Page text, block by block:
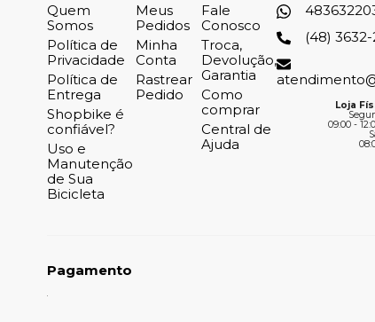
Quem
Somos
Política de
Privacidade
Política de
Entrega
Shopbike é
confiável?
Uso e
Manutenção
de Sua
Bicicleta
Meus
Pedidos
Minha
Conta
Rastrear
Pedido
Fale
Conosco
Troca,
Devolução,
Garantia
Como
comprar
Central de
Ajuda
(48)
Loja
09:00 -
Pagamento